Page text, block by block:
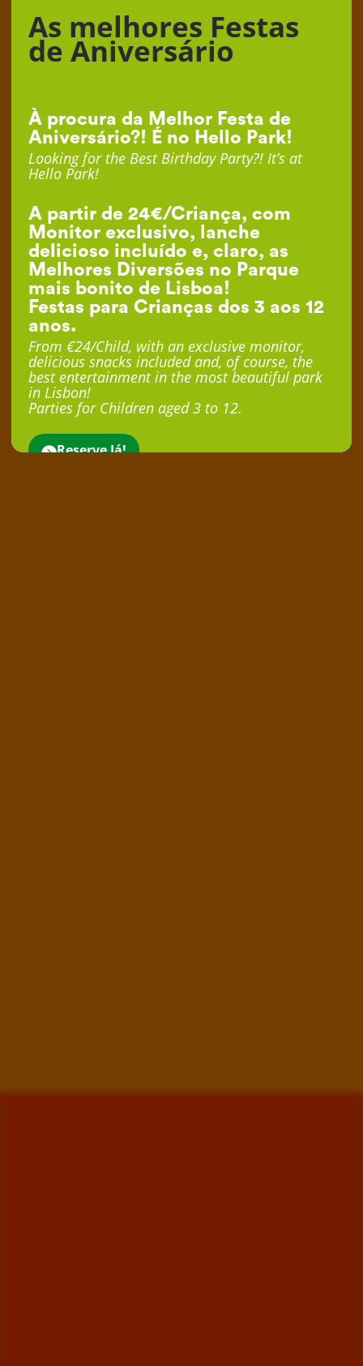
As melhores Festas
de Aniversário
À procura da Melhor Festa de
Aniversário?! É no Hello Park!
Looking for the Best Birthday Party?! It’s at
Hello Park!
A partir de 24€/Criança, com
Monitor exclusivo, lanche
delicioso incluído e, claro, as
Melhores Diversões no Parque
mais bonito de Lisboa!
Festas para Crianças dos 3 aos 12
anos.
From €24/Child, with an exclusive monitor,
delicious snacks included and, of course, the
best entertainment in the most beautiful park
in Lisbon!
Parties for Children aged 3 to 12.
Reserve Já!